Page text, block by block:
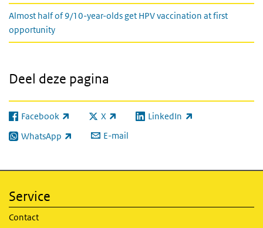
Almost half of 9/10-year-olds get HPV vaccination at first
opportunity
Deel deze pagina
Facebook
(externe link) X
(externe link) LinkedIn
(externe link)
WhatsApp
(externe link) E-mail
Service
Contact